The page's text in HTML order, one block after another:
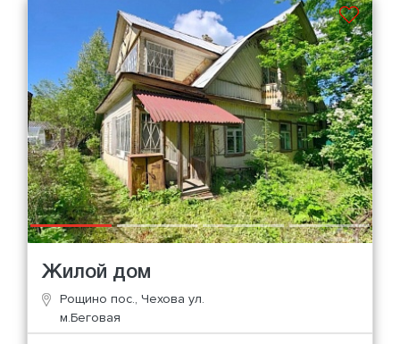
Жилой дом
Рощино пос., Чехова ул.
м.Беговая